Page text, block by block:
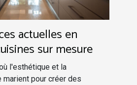
actuelles en
sur mesure
l'esthétique et la
pour créer des